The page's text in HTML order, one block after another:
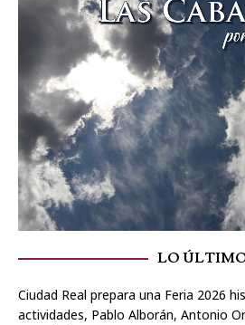
LO
Ciudad Real prepara una Feria 2026
actividades, Pablo Alborán, Antonio